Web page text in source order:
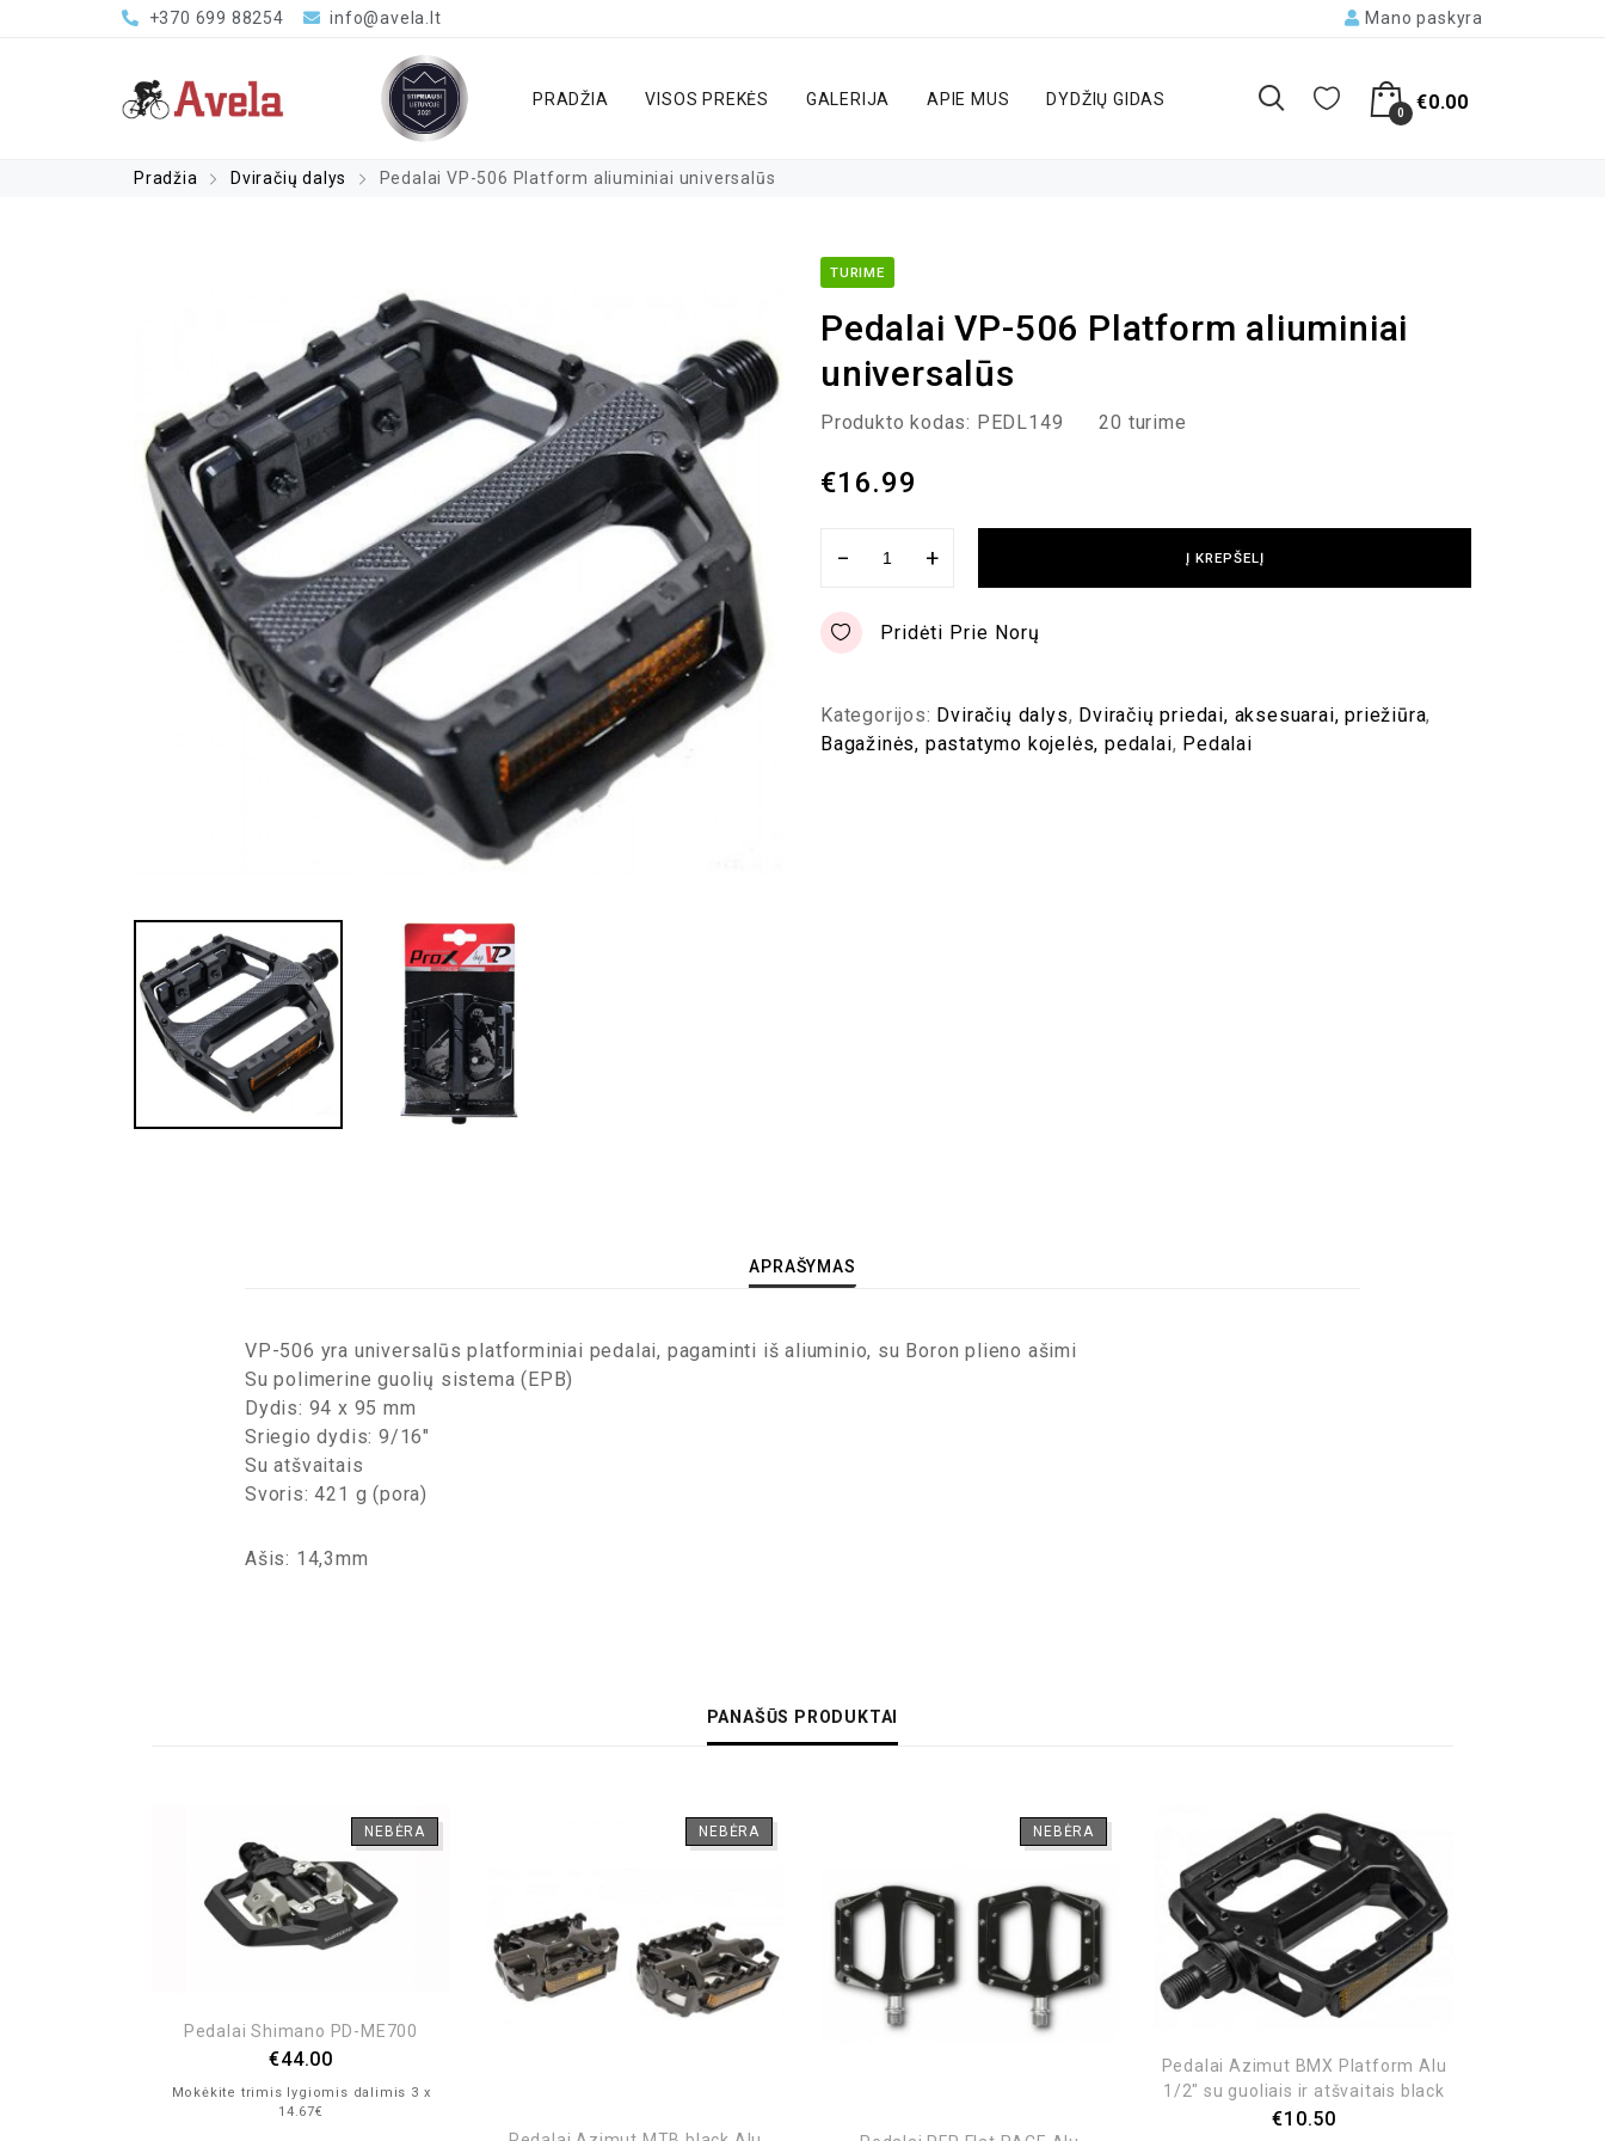
+370 699 88254 info@avela.lt Mano paskyra
PRADŽIA VISOS PREKĖS GALERIJA APIE MUS DYDŽIŲ GIDAS
0 €0.00
Pradžia Dviračių dalys Pedalai VP-506 Platform aliuminiai universalūs
TURIME
Pedalai VP-506 Platform aliuminiai
universalūs
Produkto kodas: PEDL149 20 turime
€16.99
− + Į KREPŠELĮ
Pridėti Prie Norų
Kategorijos: Dviračių dalys, Dviračių priedai, aksesuarai, priežiūra,
Bagažinės, pastatymo kojelės, pedalai, Pedalai
APRAŠYMAS
VP-506 yra universalūs platforminiai pedalai, pagaminti iš aliuminio, su Boron plieno ašimi
Su polimerine guolių sistema (EPB)
Dydis: 94 x 95 mm
Sriegio dydis: 9/16″
Su atšvaitais
Svoris: 421 g (pora)
Ašis: 14,3mm
PANAŠŪS PRODUKTAI
NEBĖRA
Pedalai Shimano PD-ME700
€44.00
Mokėkite trimis lygiomis dalimis 3 x
14.67€
NEBĖRA NEBĖRA
Pedalai Azimut BMX Platform Alu
1/2″ su guoliais ir atšvaitais black
€10.50